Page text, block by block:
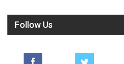
Follow Us